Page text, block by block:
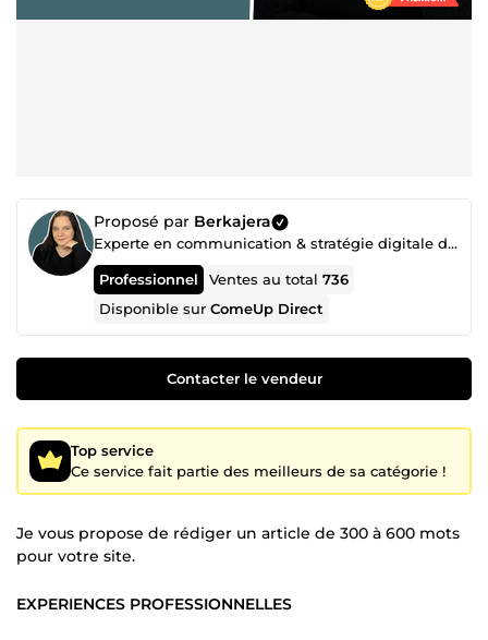
Proposé par Berkajera
Experte en communication & stratégie digitale depuis 2009
Professionnel Ventes au total736
Disponible surComeUp Direct
Contacter le vendeur
Top service
Ce service fait partie des meilleurs de sa catégorie !
Je vous propose de rédiger un article de 300 à 600 mots
pour votre site.
EXPERIENCES PROFESSIONNELLES